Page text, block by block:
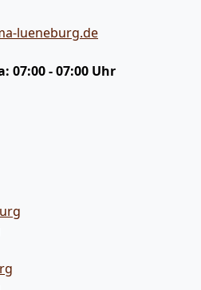
lueneburg.de
07:00 - 07:00 Uhr